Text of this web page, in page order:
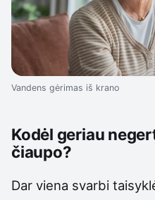
Vandens gėrimas iš krano
Kodėl geriau
čiaupo?
Dar viena svarbi